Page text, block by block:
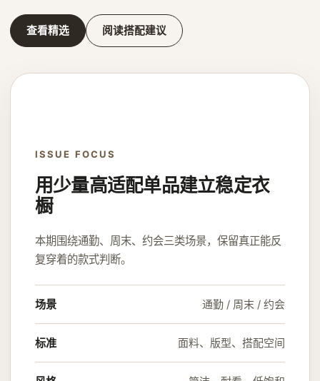
查看精选 阅读搭配建议
ISSUE FOCUS
用少量高适配单品建立稳定衣
橱
本期围绕通勤、周末、约会三类场景，保留真正能反
复穿着的款式判断。
场景 通勤 / 周末 / 约会
标准 面料、版型、搭配空间